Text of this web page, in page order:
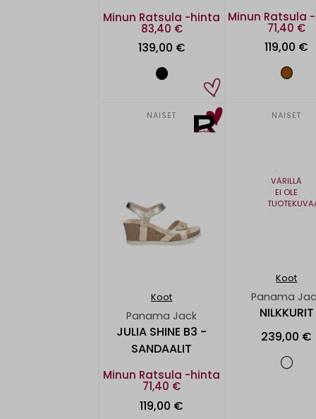
Minun Ratsula -hinta
83,40 €
139,00 €
Minun Ratsula
71,40 €
119,00 €
NAISET
Koot
Panama Jack
JULIA SHINE B3 -
SANDAALIT
Minun Ratsula -hinta
71,40 €
119,00 €
NAISET
VÄRILLÄ
EI OLE
Koot
Panama
NILKKURIT
239,00 €